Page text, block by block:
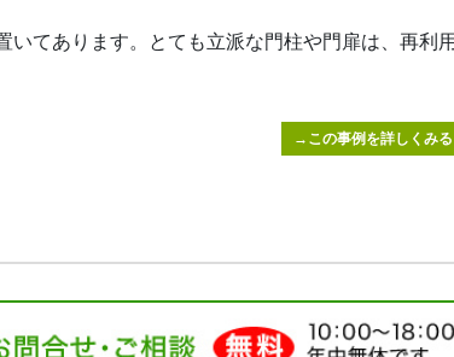
いてあります。とても立派な門柱や門扉は、再利
→この事例を詳しくみる